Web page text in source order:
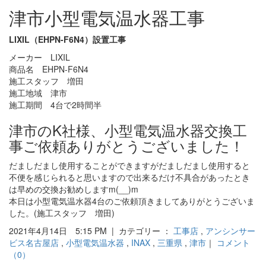
津市小型電気温水器工事
LIXIL（EHPN-F6N4）設置工事
メーカー LIXIL
商品名 EHPN-F6N4
施工スタッフ 増田
施工地域 津市
施工期間 4台で2時間半
津市のK社様、小型電気温水器交換工
事ご依頼ありがとうございました！
だましだまし使用することができますがだましだまし使用すると
不便を感じられると思いますので出来るだけ不具合があったとき
は早めの交換お勧めしますm(__)m
本日は小型電気温水器4台のご依頼頂きましてありがとうございま
した。(施工スタッフ 増田)
2021年4月14日 5:15 PM | カテゴリー ： 工事店 , アンシンサー
ビス名古屋店 , 小型電気温水器 , INAX , 三重県 , 津市 ｜ コメント
（0）